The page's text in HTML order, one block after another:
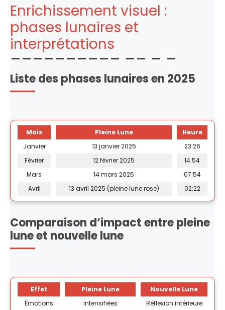
Enrichissement visuel :
phases lunaires et
interprétations
Liste des phases lunaires en 2025
Mois Pleine Lune
Heure
Janvier
13 janvier 2025
23:26
Février
12 février 2025
14:54
Mars
14 mars 2025
07:54
Avril
13 avril 2025 (pleine lune rose) 02:22
Comparaison d’impact entre pleine
lune et nouvelle lune
Effet Pleine Lune
Nouvelle Lune
Émotions
Intensifiées
Réflexion intérieure